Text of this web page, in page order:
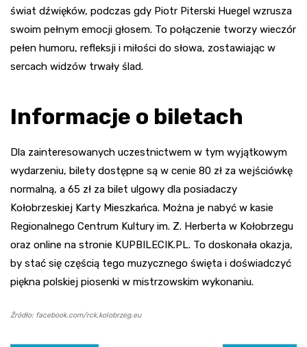
świat dźwięków, podczas gdy Piotr Piterski Huegel wzrusza
swoim pełnym emocji głosem. To połączenie tworzy wieczór
pełen humoru, refleksji i miłości do słowa, zostawiając w
sercach widzów trwały ślad.
Informacje o biletach
Dla zainteresowanych uczestnictwem w tym wyjątkowym
wydarzeniu, bilety dostępne są w cenie 80 zł za wejściówkę
normalną, a 65 zł za bilet ulgowy dla posiadaczy
Kołobrzeskiej Karty Mieszkańca. Można je nabyć w kasie
Regionalnego Centrum Kultury im. Z. Herberta w Kołobrzegu
oraz online na stronie KUPBILECIK.PL. To doskonała okazja,
by stać się częścią tego muzycznego święta i doświadczyć
piękna polskiej piosenki w mistrzowskim wykonaniu.
Źródło: facebook.com/rck.kolobrzeg.eu